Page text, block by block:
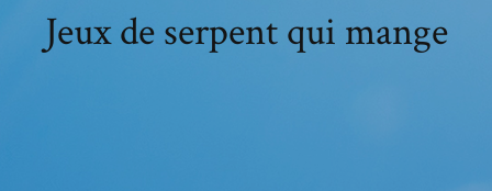
Jeux de serpent qui mange